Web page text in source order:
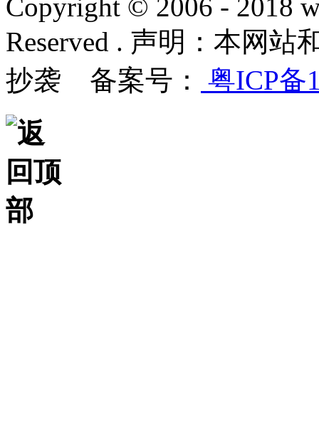
Copyright © 2006 - 2018
Reserved . 声明：本网
抄袭 备案号：
粤ICP备